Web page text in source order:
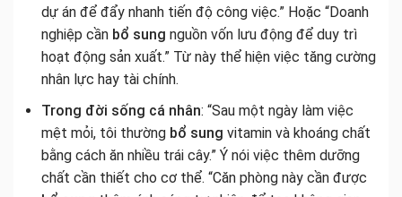
dự án để đẩy nhanh tiến độ công việc.” Hoặc “Doanh
nghiệp cần bổ sung nguồn vốn lưu động để duy trì
hoạt động sản xuất.” Từ này thể hiện việc tăng cường
nhân lực hay tài chính.
Trong đời sống cá nhân: “Sau một ngày làm việc
mệt mỏi, tôi thường bổ sung vitamin và khoáng chất
bằng cách ăn nhiều trái cây.” Ý nói việc thêm dưỡng
chất cần thiết cho cơ thể. “Căn phòng này cần được